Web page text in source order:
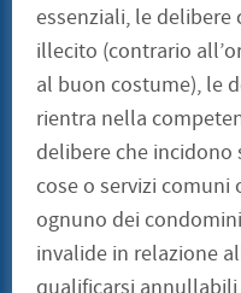
essenziali, le
illecito (contrario
al buon costume), le
rientra nella
delibere che
cose o servizi comuni
ognuno dei
invalide in relazione